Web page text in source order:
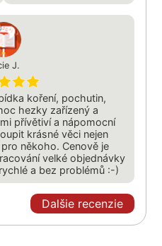
J.
koření, pochutin,
hezky zařízený a
přívětiví a nápomocní
krásné věci nejen
někoho. Cenově je
velké objednávky
a bez problémů :-)
Dalšie recenzie